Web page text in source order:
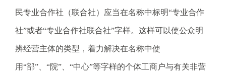
民专业合作社（联合社）应当在名称中标明“专业合作
社”或者“专业合作社联合社”字样。这样可以使公众明
辨经营主体的类型，着力解决在名称中使
用“部”、“院”、“中心”等字样的个体工商户与有关非营